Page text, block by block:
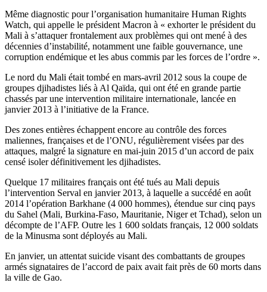
Même diagnostic pour l’organisation humanitaire Human Rights
Watch, qui appelle le président Macron à « exhorter le président du
Mali à s’attaquer frontalement aux problèmes qui ont mené à des
décennies d’instabilité, notamment une faible gouvernance, une
corruption endémique et les abus commis par les forces de l’ordre ».
Le nord du Mali était tombé en mars-avril 2012 sous la coupe de
groupes djihadistes liés à Al Qaïda, qui ont été en grande partie
chassés par une intervention militaire internationale, lancée en
janvier 2013 à l’initiative de la France.
Des zones entières échappent encore au contrôle des forces
maliennes, françaises et de l’ONU, régulièrement visées par des
attaques, malgré la signature en mai-juin 2015 d’un accord de paix
censé isoler définitivement les djihadistes.
Quelque 17 militaires français ont été tués au Mali depuis
l’intervention Serval en janvier 2013, à laquelle a succédé en août
2014 l’opération Barkhane (4 000 hommes), étendue sur cinq pays
du Sahel (Mali, Burkina-Faso, Mauritanie, Niger et Tchad), selon un
décompte de l’AFP. Outre les 1 600 soldats français, 12 000 soldats
de la Minusma sont déployés au Mali.
En janvier, un attentat suicide visant des combattants de groupes
armés signataires de l’accord de paix avait fait près de 60 morts dans
la ville de Gao.